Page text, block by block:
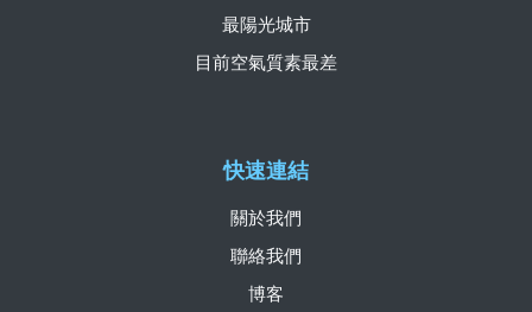
快速連結
關於我們
聯絡我們
博客
最陽光城市
目前空氣質素最差